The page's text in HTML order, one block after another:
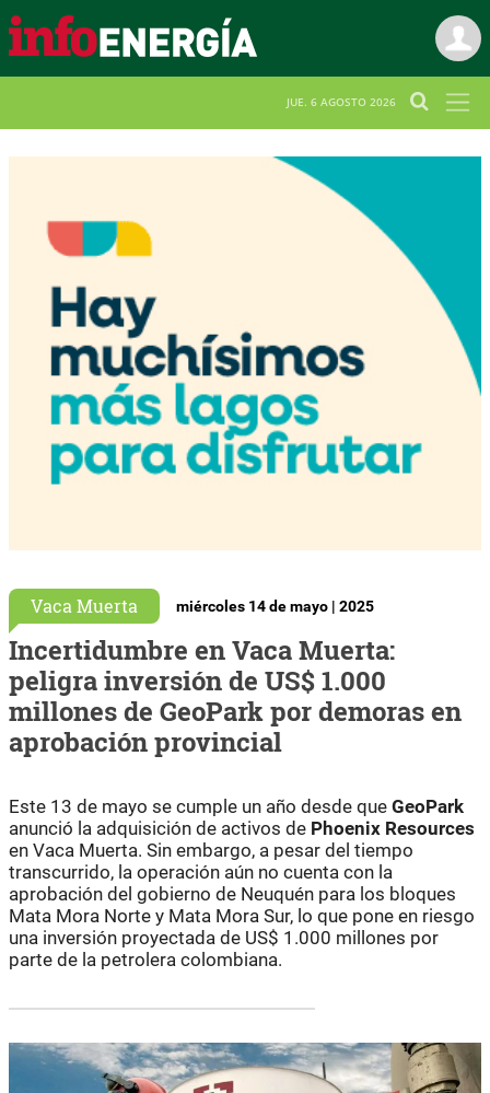
JUE. 6 AGOSTO 2026
Vaca Muerta miércoles 14 de mayo | 2025
Incertidumbre en Vaca Muerta:
peligra inversión de US$ 1.000
millones de GeoPark por demoras en
aprobación provincial
Este 13 de mayo se cumple un año desde que GeoPark
anunció la adquisición de activos de Phoenix Resources
en Vaca Muerta. Sin embargo, a pesar del tiempo
transcurrido, la operación aún no cuenta con la
aprobación del gobierno de Neuquén para los bloques
Mata Mora Norte y Mata Mora Sur, lo que pone en riesgo
una inversión proyectada de US$ 1.000 millones por
parte de la petrolera colombiana.